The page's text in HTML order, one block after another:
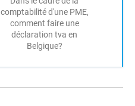
comptabilité d'une PME,
comment faire une
déclaration tva en
Belgique?